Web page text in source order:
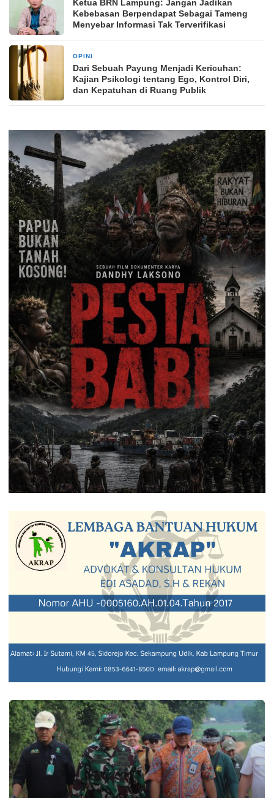
Ketua BRN Lampung: Jangan Jadikan
Kebebasan Berpendapat Sebagai Tameng
Menyebar Informasi Tak Terverifikasi
OPINI
Dari Sebuah Payung Menjadi Kericuhan:
Kajian Psikologi tentang Ego, Kontrol Diri,
dan Kepatuhan di Ruang Publik